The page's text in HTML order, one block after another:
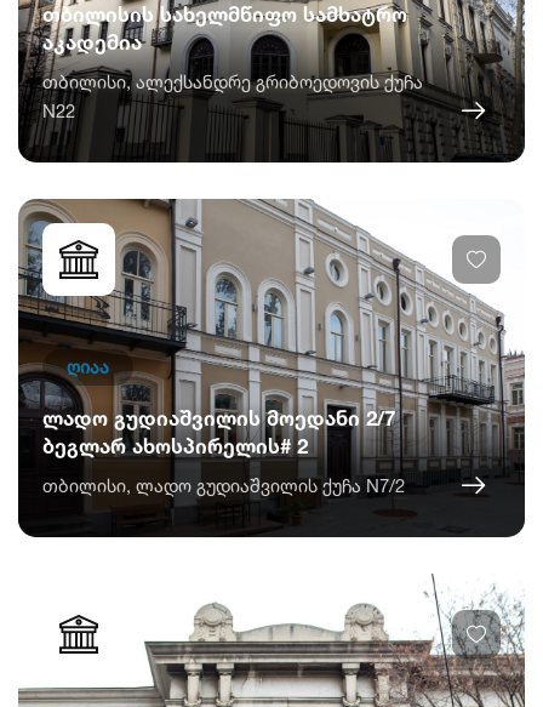
თბილისის სახელმწიფო სამხატრო
აკადემია
თბილისი, ალექსანდრე გრიბოედოვის ქუჩა
N22
ღიაა
ლადო გუდიაშვილის მოედანი 2/7
ბეგლარ ახოსპირელის# 2
თბილისი, ლადო გუდიაშვილის ქუჩა N7/2